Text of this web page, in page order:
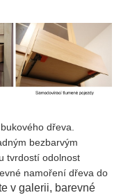
dřeva.
bezbarvým
tvrdostí odolnost
namoření dřeva do
v galerii, barevné